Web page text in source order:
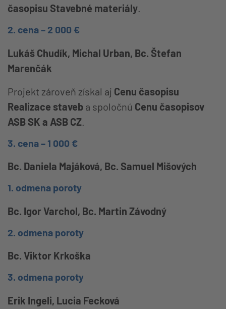
časopisu Stavebné materiály.
2. cena – 2 000 €
Lukáš Chudík, Michal Urban, Bc. Štefan
Marenčák
Projekt zároveň získal aj Cenu časopisu
Realizace staveb a spoločnú Cenu časopisov
ASB SK a ASB CZ.
3. cena – 1 000 €
Bc. Daniela Majáková, Bc. Samuel Mišových
1. odmena poroty
Bc. Igor Varchol, Bc. Martin Závodný
2. odmena poroty
Bc. Viktor Krkoška
3. odmena poroty
Erik Ingeli, Lucia Fecková